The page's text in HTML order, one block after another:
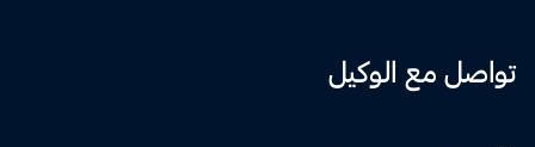
تواصل مع الوكيل